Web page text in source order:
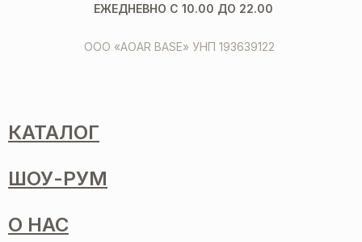
ООО «AOAR BASE» УНП 193639122
ЕЖЕДНЕВНО С 10.00 ДО 22.00
КАТАЛОГ
ШОУ-РУМ
О НАС